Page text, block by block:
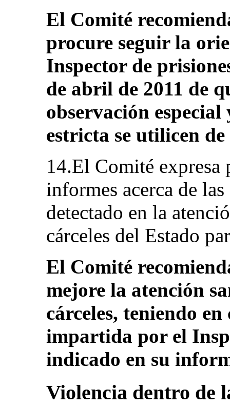
El Comité
procure seguir la
Inspector de
de abril de 2011 de
observación
estricta se utilicen
14.El Comité expresa
informes acerca de
detectado en la
cárceles del Estado
El Comité
mejore la atención
cárceles, teniendo
impartida por el
indicado en su
Violencia dentro de